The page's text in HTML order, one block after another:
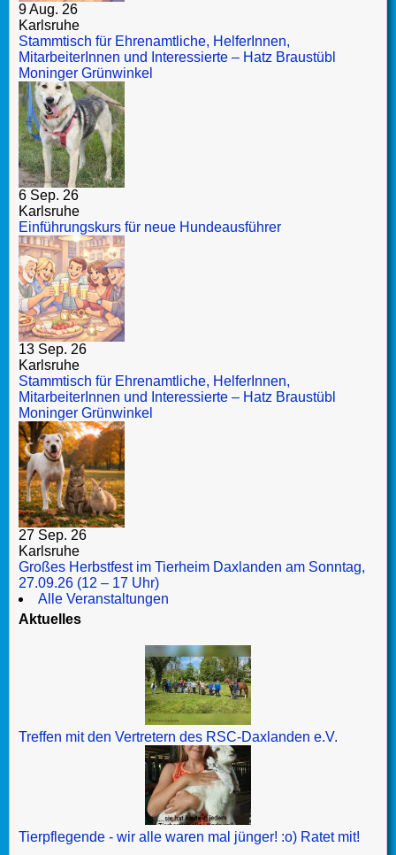
9 Aug. 26
Karlsruhe
Stammtisch für Ehrenamtliche, HelferInnen,
MitarbeiterInnen und Interessierte – Hatz Braustübl
Moninger Grünwinkel
6 Sep. 26
Karlsruhe
Einführungskurs für neue Hundeausführer
13 Sep. 26
Karlsruhe
Stammtisch für Ehrenamtliche, HelferInnen,
MitarbeiterInnen und Interessierte – Hatz Braustübl
Moninger Grünwinkel
27 Sep. 26
Karlsruhe
Großes Herbstfest im Tierheim Daxlanden am Sonntag,
27.09.26 (12 – 17 Uhr)
Alle Veranstaltungen
Aktuelles
Treffen mit den Vertretern des RSC-Daxlanden e.V.
Tierpflegende - wir alle waren mal jünger! :o) Ratet mit!